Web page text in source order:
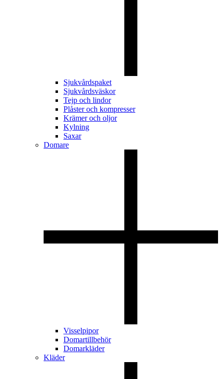
Sjukvårdspaket
Sjukvårdsväskor
Tejp och lindor
Plåster och kompresser
Krämer och oljor
Kylning
Saxar
Domare
Visselpipor
Domartillbehör
Domarkläder
Kläder